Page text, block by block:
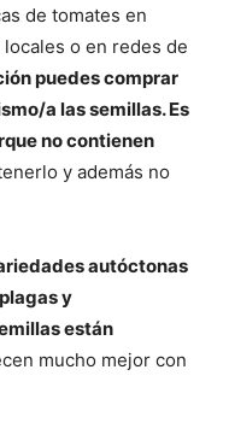
de tomates en
o en redes de
puedes comprar
a las semillas. Es
no contienen
y además no
autóctonas
y
están
mucho mejor con